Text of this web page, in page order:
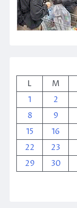
L
M
1
2
8
9
15
16
22
23
29
30